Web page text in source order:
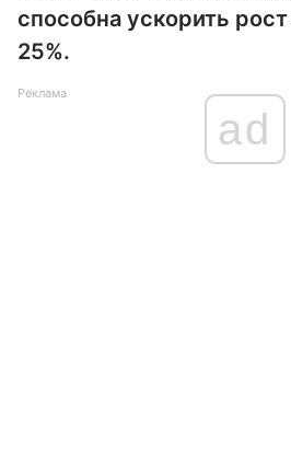
способна ускорить
25%.
Реклама
ad